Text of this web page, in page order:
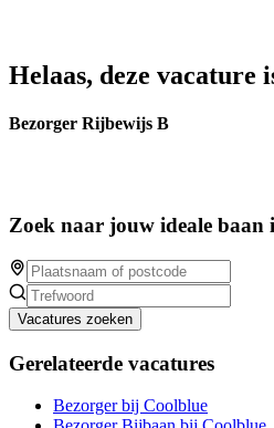
Helaas, deze vacature
Bezorger Rijbewijs B
Zoek naar jouw ideale baan
Vacatures zoeken
Gerelateerde vacatures
Bezorger bij Coolblue